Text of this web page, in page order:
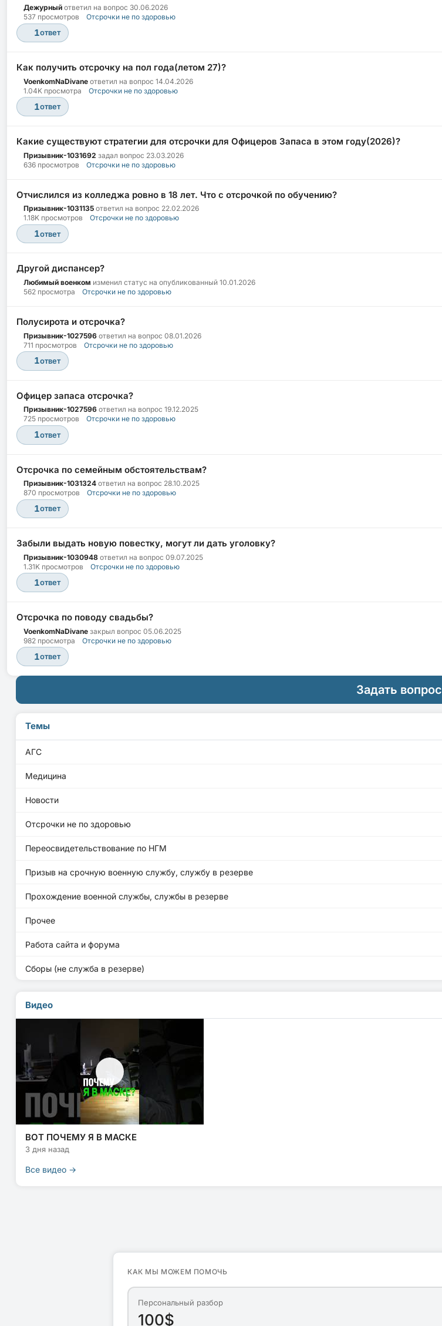
Дежурный ответил на вопрос 30.06.2026
537 просмотров
Отсрочки не по здоровью
1ответ
Как получить отсрочку на пол года(летом 27)?
VoenkomNaDivane ответил на вопрос 14.04.2026
1.04K просмотра
Отсрочки не по здоровью
1ответ
Какие существуют стратегии для отсрочки для Офицеров Запаса в этом году(2026)?
Призывник-1031692 задал вопрос 23.03.2026
636 просмотров
Отсрочки не по здоровью
Отчислился из колледжа ровно в 18 лет. Что с отсрочкой по обучению?
Призывник-1031135 ответил на вопрос 22.02.2026
1.18K просмотров
Отсрочки не по здоровью
1ответ
Другой диспансер?
Любимый военком изменил статус на опубликованный 10.01.2026
562 просмотра
Отсрочки не по здоровью
Полусирота и отсрочка?
Призывник-1027596 ответил на вопрос 08.01.2026
711 просмотров
Отсрочки не по здоровью
1ответ
Офицер запаса отсрочка?
Призывник-1027596 ответил на вопрос 19.12.2025
725 просмотров
Отсрочки не по здоровью
1ответ
Отсрочка по семейным обстоятельствам?
Призывник-1031324 ответил на вопрос 28.10.2025
870 просмотров
Отсрочки не по здоровью
1ответ
Забыли выдать новую повестку, могут ли дать уголовку?
Призывник-1030948 ответил на вопрос 09.07.2025
1.31K просмотров
Отсрочки не по здоровью
1ответ
Отсрочка по поводу свадьбы?
VoenkomNaDivane закрыл вопрос 05.06.2025
982 просмотра
Отсрочки не по здоровью
1ответ
Задать вопрос
Темы
АГС
Медицина
Новости
Отсрочки не по здоровью
Переосвидетельствование по НГМ
Призыв на срочную военную службу, службу в резерве
Прохождение военной службы, службы в резерве
Прочее
Работа сайта и форума
Сборы (не служба в резерве)
Видео
ВОТ ПОЧЕМУ Я В МАСКЕ
3 дня назад
Все видео →
КАК МЫ МОЖЕМ ПОМОЧЬ
Персональный разбор
100$